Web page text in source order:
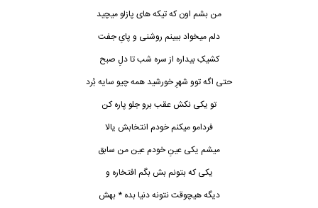
من بشم اون که تیکه های پازلو میچید
دلم میخواد ببینم روشنی و پایِ جفت
کشیکِ بیداره از سره شب تا دلِ صبح
حتی اگه توو شهرِ خورشید همه چیو سایه بُرد
تو یکی نکش عقب برو جلو پاره کن
فردامو میکنم خودم انتخابش یالا
میشم یکی عینِ خودم عین من سابق
یکی که بتونم بش بگم افتخاره و
دیگه هیچوقت نتونه دنیا بده * بهش